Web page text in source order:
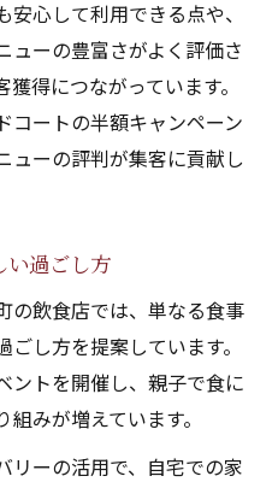
心して利用できる点や、
ューの豊富さがよく評価さ
得につながっています。
コートの半額キャンペーン
ューの評判が集客に貢献し
い過ごし方
の飲食店では、単なる食事
し方を提案しています。
ントを開催し、親子で食に
みが増えています。
リーの活用で、自宅での家